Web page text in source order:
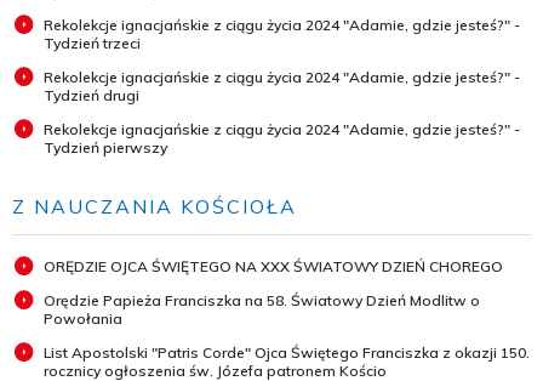
Rekolekcje ignacjańskie z ciągu życia 2024 "Adamie, gdzie jesteś?" -
Tydzień trzeci
Rekolekcje ignacjańskie z ciągu życia 2024 "Adamie, gdzie jesteś?" -
Tydzień drugi
Rekolekcje ignacjańskie z ciągu życia 2024 "Adamie, gdzie jesteś?" -
Tydzień pierwszy
Z NAUCZANIA KOŚCIOŁA
ORĘDZIE OJCA ŚWIĘTEGO NA XXX ŚWIATOWY DZIEŃ CHOREGO
Orędzie Papieża Franciszka na 58. Światowy Dzień Modlitw o
Powołania
List Apostolski "Patris Corde" Ojca Świętego Franciszka z okazji 150.
rocznicy ogłoszenia św. Józefa patronem Kościo